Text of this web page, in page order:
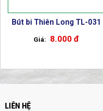
Bút bi Thiên Long TL-031
8.000 đ
LIÊN HỆ